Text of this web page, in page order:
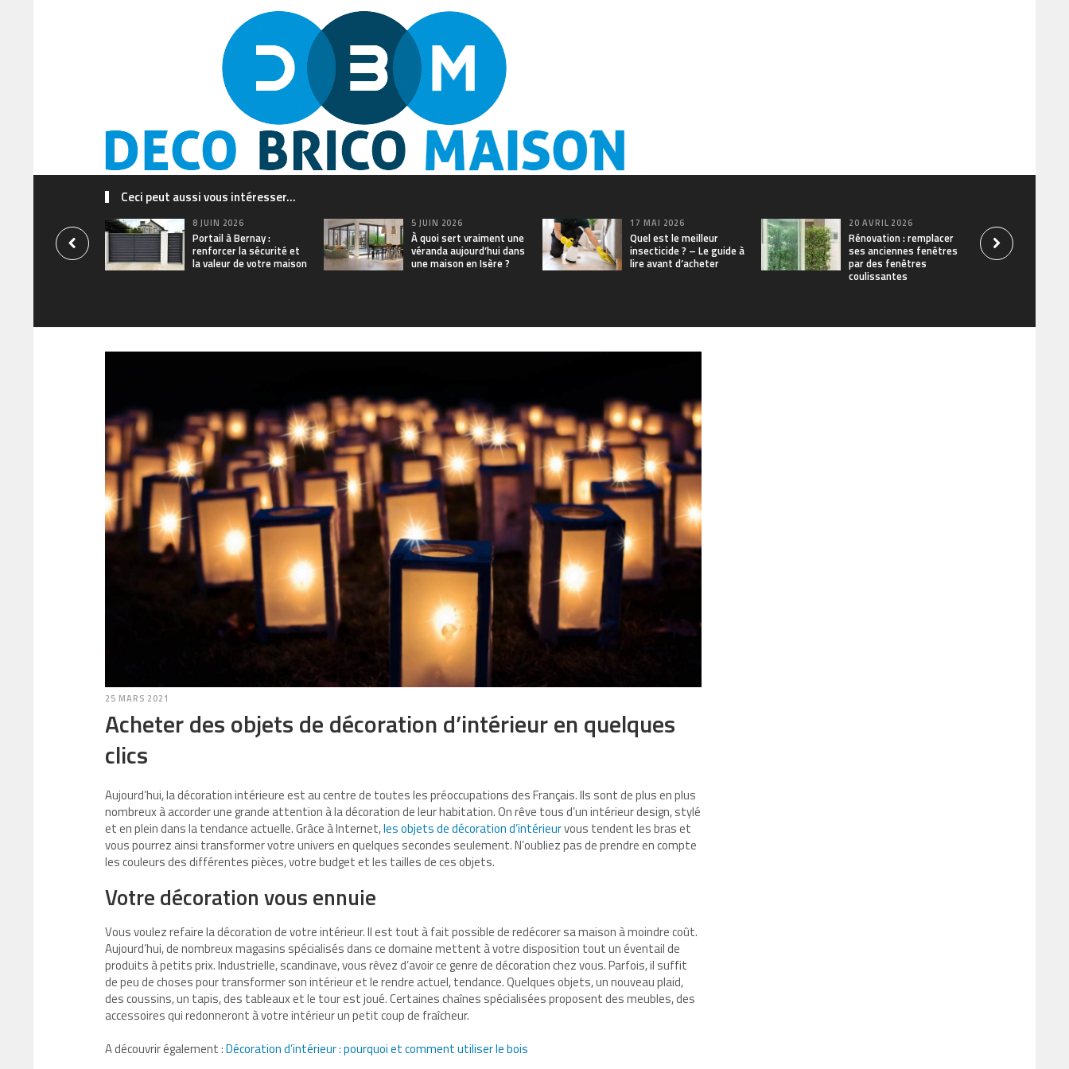
Ceci peut aussi vous intéresser...
8 JUIN 2026
Portail à Bernay :
renforcer la sécurité et
la valeur de votre maison
5 JUIN 2026
À quoi sert vraiment une
véranda aujourd’hui dans
une maison en Isère ?
17 MAI 2026
Quel est le meilleur
insecticide ? – Le guide à
lire avant d’acheter
20 AVRIL 2026
Rénovation : remplacer
ses anciennes fenêtres
par des fenêtres
coulissantes
25 MARS 2021
Acheter des objets de décoration d’intérieur en quelques
clics
Aujourd’hui, la décoration intérieure est au centre de toutes les préoccupations des Français. Ils sont de plus en plus
nombreux à accorder une grande attention à la décoration de leur habitation. On rêve tous d’un intérieur design, stylé
et en plein dans la tendance actuelle. Grâce à Internet,les objets de décoration d’intérieurvous tendent les bras et
vous pourrez ainsi transformer votre univers en quelques secondes seulement. N’oubliez pas de prendre en compte
les couleurs des différentes pièces, votre budget et les tailles de ces objets.
Votre décoration vous ennuie
Vous voulez refaire la décoration de votre intérieur. Il est tout à fait possible de redécorer sa maison à moindre coût.
Aujourd’hui, de nombreux magasins spécialisés dans ce domaine mettent à votre disposition tout un éventail de
produits à petits prix. Industrielle, scandinave, vous rêvez d’avoir ce genre de décoration chez vous. Parfois, il suffit
de peu de choses pour transformer son intérieur et le rendre actuel, tendance. Quelques objets, un nouveau plaid,
des coussins, un tapis, des tableaux et le tour est joué. Certaines chaînes spécialisées proposent des meubles, des
accessoires qui redonneront à votre intérieur un petit coup de fraîcheur.
A découvrir également :Décoration d’intérieur : pourquoi et comment utiliser le bois